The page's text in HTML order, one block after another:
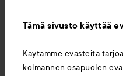
Tämä sivusto käyttää
Käytämme evästeitä
kolmannen osapuolen
Tietoja